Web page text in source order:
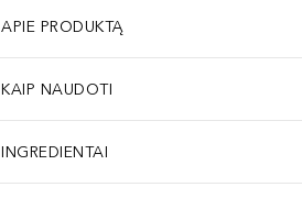
APIE PRODUKTĄ
KAIP NAUDOTI
INGREDIENTAI